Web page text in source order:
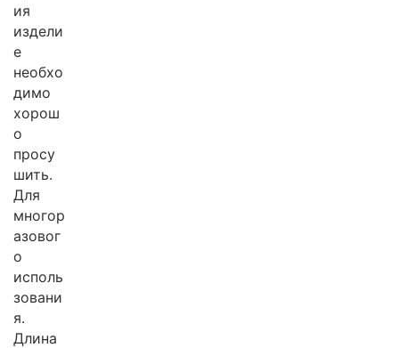
ия
издели
е
необхо
димо
хорош
о
просу
шить.
Для
многор
азовог
о
исполь
зовани
я.
Длина